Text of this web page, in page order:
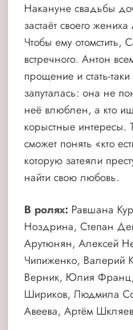
Накануне свадьбы
застаёт своего
Чтобы ему отомстить,
встречного. Антон
прощение и стать-
запуталась: она не
неё влюблен, а кто
корыстные
сможет понять «кто
которую затеяли
найти свою любовь.
В ролях: Равшана
Ноздрина, Степан
Арутюнян, Алексей
Чипиженко, Валерий
Верник, Юлия Франц,
Шириков, Людмила
Авеева, Артём